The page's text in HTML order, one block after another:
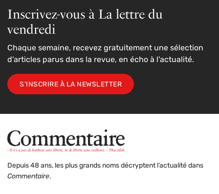
Inscrivez-vous à La lettre du
vendredi
Chaque semaine, recevez gratuitement une sélection
d'articles parus dans la revue, en écho à l'actualité.
S'INSCRIRE À LA NEWSLETTER
Depuis 48 ans, les plus grands noms décryptent l’actualité dans
Commentaire.